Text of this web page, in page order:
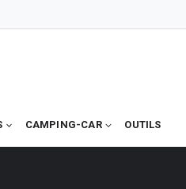
CAMPING-CAR OUTILS